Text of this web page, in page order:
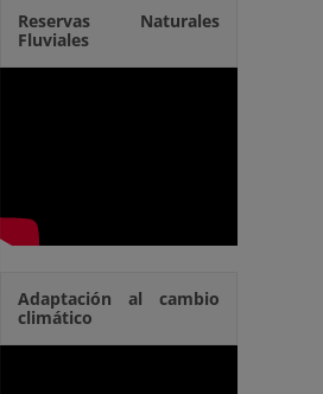
Reservas Naturales
Fluviales
Adaptación al cambio
climático